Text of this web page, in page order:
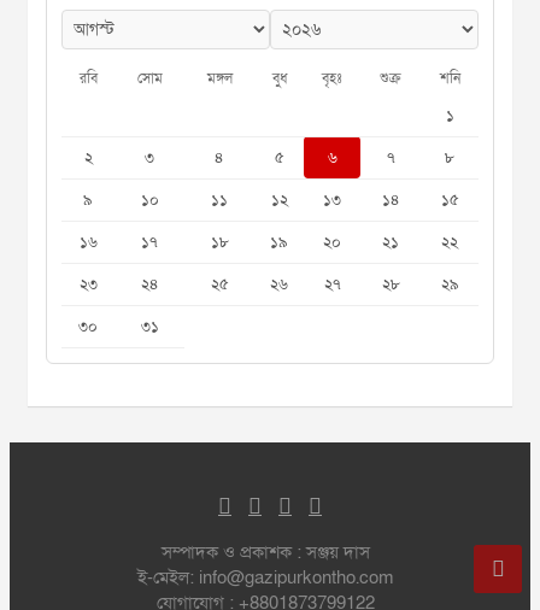
রবি সোম মঙ্গল বুধ বৃহঃ শুক্র শনি
১
২
৩ ৪ ৫ ৬ ৭
৮
৯
১০ ১১ ১২ ১৩ ১৪
১৫
১৬
১৭ ১৮ ১৯ ২০ ২১
২২
২৩
২৪ ২৫ ২৬ ২৭ ২৮
২৯
৩০
৩১
সম্পাদক ও প্রকাশক : সঞ্জয় দাস
ই-মেইল: info@gazipurkontho.com
যোগাযোগ : +8801873799122